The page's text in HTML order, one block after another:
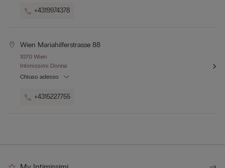
+4319974378
Wien Mariahilferstrasse 88
1070 Wien
Intimissimi Donna
Chiuso adesso
+4315227755